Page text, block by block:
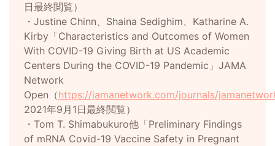
日最終閲覧）
・Justine Chinn、Shaina Sedighim、Katharine A.
Kirby「Characteristics and Outcomes of Women
With COVID-19 Giving Birth at US Academic
Centers During the COVID-19 Pandemic」JAMA
Network
Open（https://jamanetwork.com/journals/
2021年9月1日最終閲覧）
・Tom T. Shimabukuro他「Preliminary Findings
of mRNA Covid-19 Vaccine Safety in Pregnant